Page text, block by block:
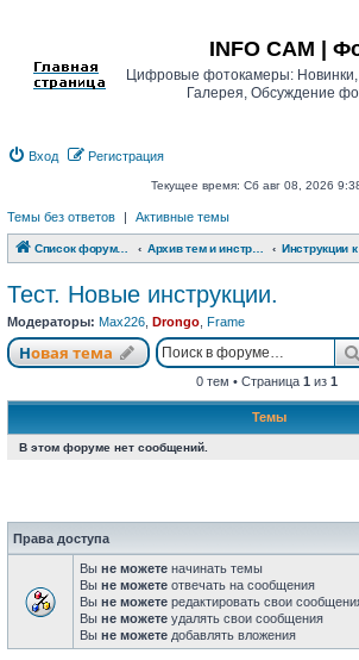
INFO CAM |
Цифровые фотокамеры:
Галерея, Обсуждение
Вход Регистрация
Текущее время: Сб авг 08, 2026
Темы без ответов | Активные темы
Список форумов INFO CAM | Форум Архив тем и инструкций
Тест. Новые инструкции.
Модераторы: Max226 Drongo Frame
Новая тема
Новая тема
0 тем • Страница 1 из 1
Темы
В этом форуме нет сообщений.
Права доступа
Вы не можете начинать темы
Вы не можете отвечать на сообщения
Вы не можете редактировать свои
Вы не можете удалять свои сообщения
Вы не можете добавлять вложения